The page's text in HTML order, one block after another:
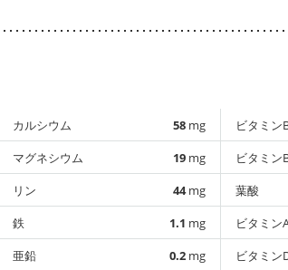
カルシウム 58 mg
マグネシウム
19 mg
リン
44mg
鉄
1.1 mg
亜鉛
0.2 mg
ビタミン
ビタミン
葉酸
ビタミン
ビタミン